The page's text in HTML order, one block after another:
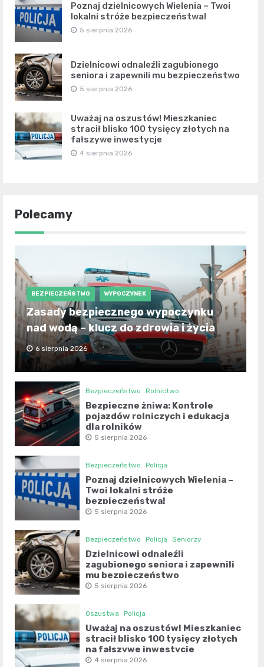
Poznaj dzielnicowych Wielenia – Twoi
lokalni stróże bezpieczeństwa!
5 sierpnia 2026
Dzielnicowi odnaleźli zagubionego
seniora i zapewnili mu bezpieczeństwo
5 sierpnia 2026
Uważaj na oszustów! Mieszkaniec
stracił blisko 100 tysięcy złotych na
fałszywe inwestycje
4 sierpnia 2026
Polecamy
BEZPIECZEŃSTWO WYPOCZYNEK
Zasady bezpiecznego wypoczynku
nad wodą – klucz do zdrowia i życia
6 sierpnia 2026
Bezpieczeństwo Rolnictwo
Bezpieczne żniwa: Kontrole
pojazdów rolniczych i edukacja
dla rolników
5 sierpnia 2026
Bezpieczeństwo Policja
Poznaj dzielnicowych Wielenia –
Twoi lokalni stróże
bezpieczeństwa!
5 sierpnia 2026
Bezpieczeństwo Policja Seniorzy
Dzielnicowi odnaleźli
zagubionego seniora i zapewnili
mu bezpieczeństwo
5 sierpnia 2026
Oszustwa Policja
Uważaj na oszustów! Mieszkaniec
stracił blisko 100 tysięcy złotych
na fałszywe inwestycje
4 sierpnia 2026